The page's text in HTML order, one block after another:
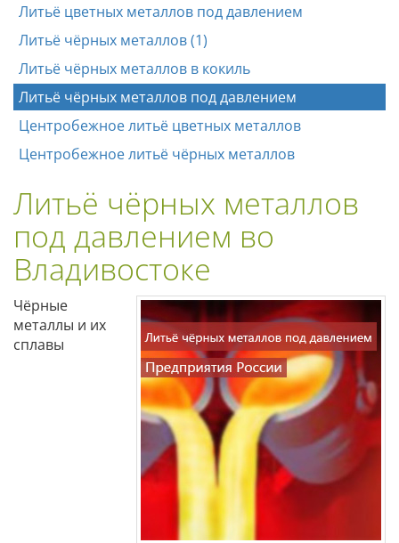
Литьё цветных металлов под давлением
Литьё чёрных металлов (1)
Литьё чёрных металлов в кокиль
Литьё чёрных металлов под давлением
Центробежное литьё цветных металлов
Центробежное литьё чёрных металлов
Литьё чёрных металлов
под давлением во
Владивостоке
Чёрные
металлы и их
сплавы